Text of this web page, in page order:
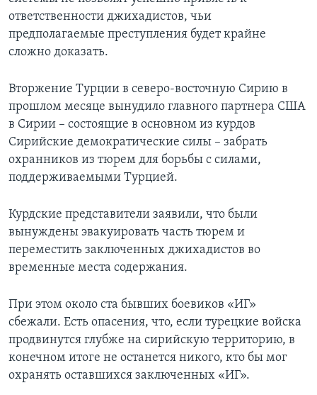
ответственности джихадистов, чьи
предполагаемые преступления будет крайне
сложно доказать.
Вторжение Турции в северо-восточную Сирию в
прошлом месяце вынудило главного партнера США
в Сирии – состоящие в основном из курдов
Сирийские демократические силы – забрать
охранников из тюрем для борьбы с силами,
поддерживаемыми Турцией.
Курдские представители заявили, что были
вынуждены эвакуировать часть тюрем и
переместить заключенных джихадистов во
временные места содержания.
При этом около ста бывших боевиков «ИГ»
сбежали. Есть опасения, что, если турецкие войска
продвинутся глубже на сирийскую территорию, в
конечном итоге не останется никого, кто бы мог
охранять оставшихся заключенных «ИГ».